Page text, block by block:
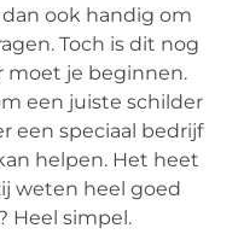
ook handig om
Toch is dit nog
moet je beginnen.
een juiste schilder
een speciaal bedrijf
helpen. Het heet
weten heel goed
Heel simpel.